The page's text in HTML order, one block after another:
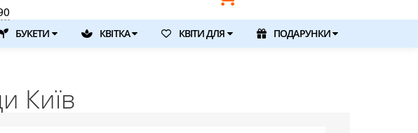
БУКЕТИ КВІТКА КВІТИ ДЛЯ ПОДАРУНКИ
Київ